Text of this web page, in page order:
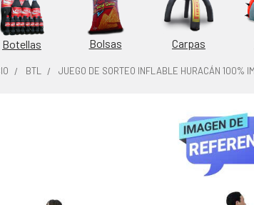
Botellas Bolsas Carpas
BTL JUEGO DE SORTEO INFLABLE HURACÁN 100%